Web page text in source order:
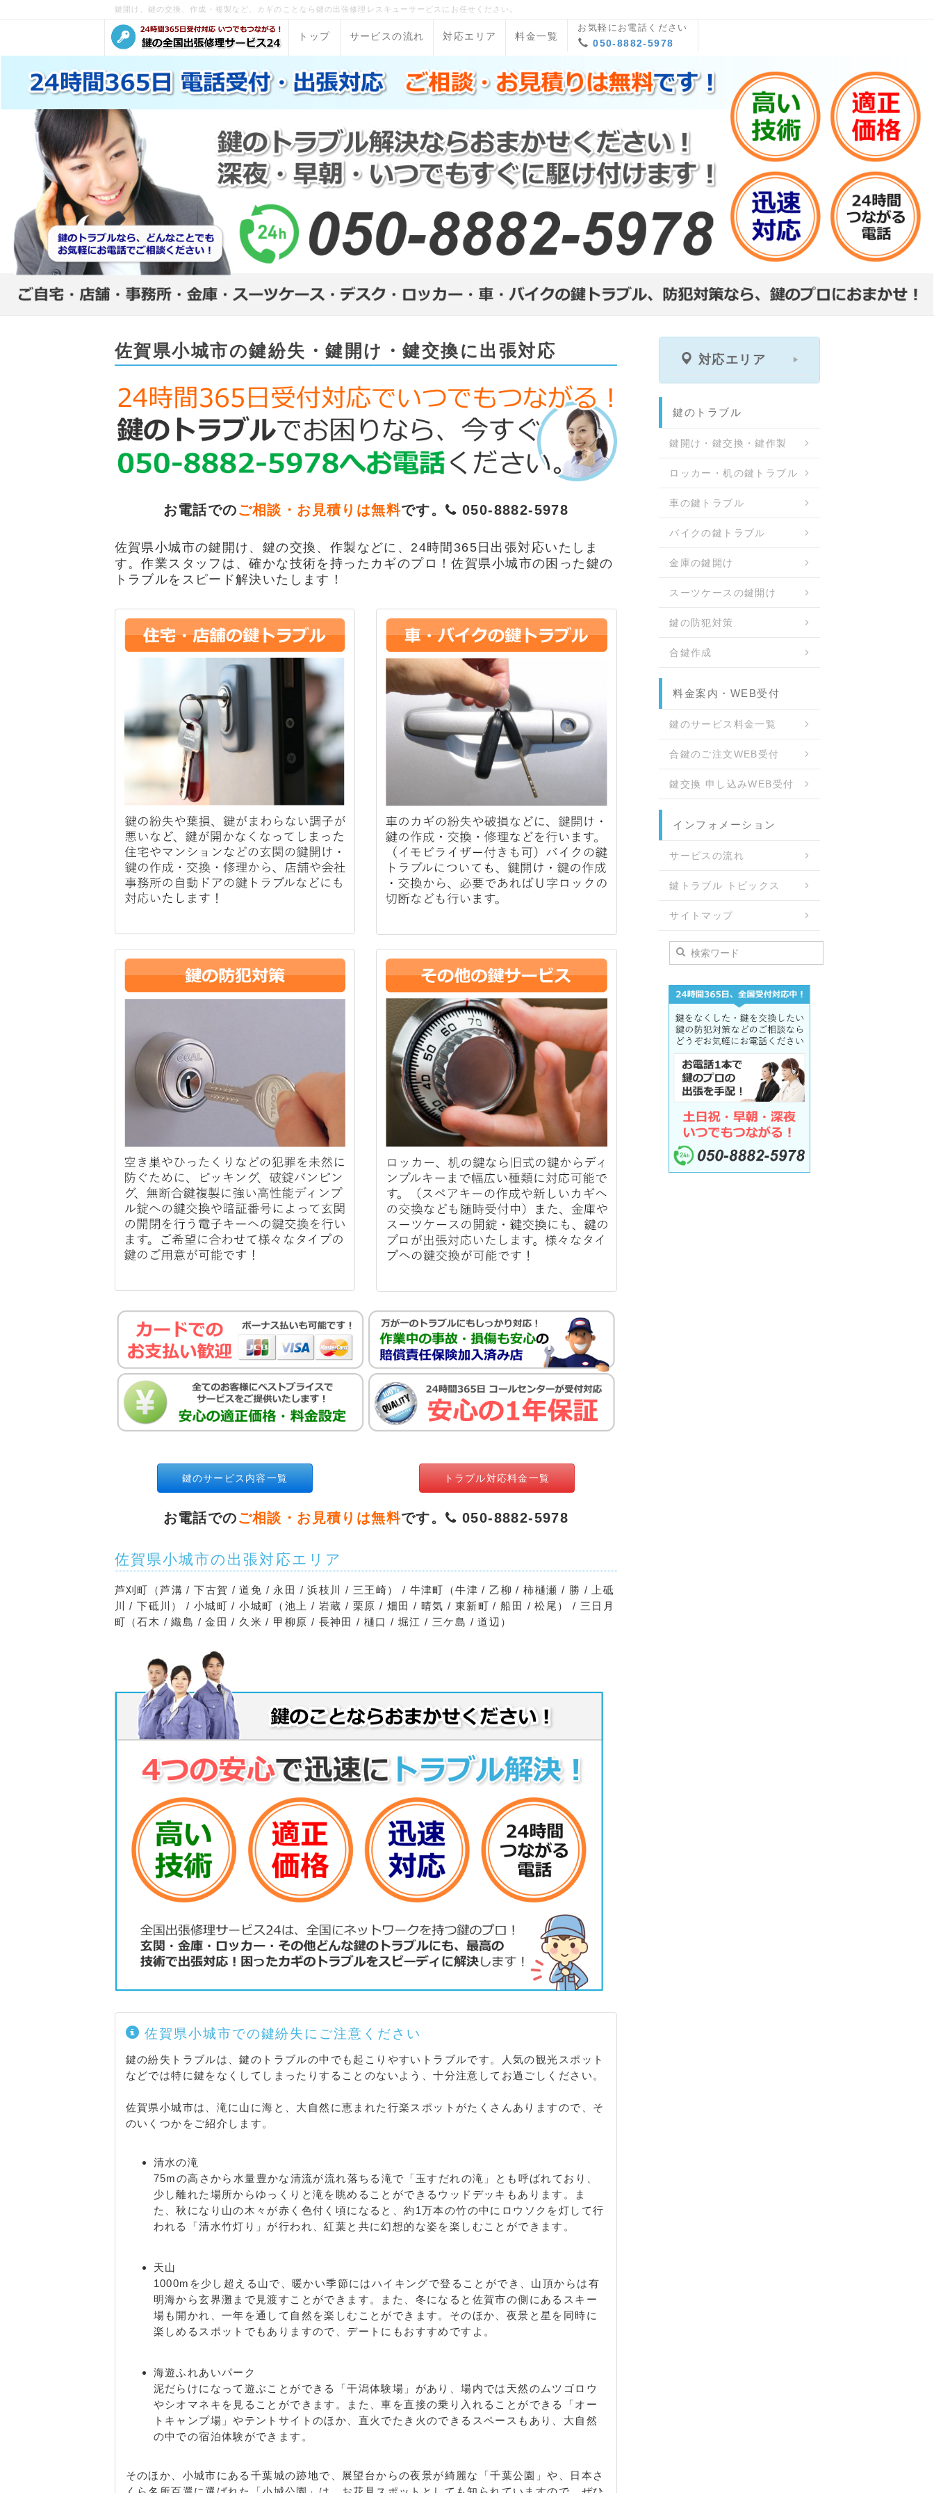
鍵開け、鍵の交換、作成・複製など、カギのことなら鍵の出張修理レスキューサービスにお任せください。
トップ サービスの流れ 対応エリア 料金一覧
お気軽にお電話ください
050-8882-5978
佐賀県小城市の鍵紛失・鍵開け・鍵交換に出張対応
お電話でのご相談・お見積りは無料です。 050-8882-5978
佐賀県小城市の鍵開け、鍵の交換、作製などに、24時間365日出張対応いたしま
す。作業スタッフは、確かな技術を持ったカギのプロ！佐賀県小城市の困った鍵の
トラブルをスピード解決いたします！
鍵のサービス内容一覧 トラブル対応料金一覧
お電話でのご相談・お見積りは無料です。 050-8882-5978
佐賀県小城市の出張対応エリア
芦刈町（芦溝 / 下古賀 / 道免 / 永田 / 浜枝川 / 三王崎） / 牛津町（牛津 / 乙柳 / 柿樋瀬 / 勝 / 上砥
川 / 下砥川） / 小城町 / 小城町（池上 / 岩蔵 / 栗原 / 畑田 / 晴気 / 東新町 / 船田 / 松尾） / 三日月
町（石木 / 織島 / 金田 / 久米 / 甲柳原 / 長神田 / 樋口 / 堀江 / 三ケ島 / 道辺）
佐賀県小城市での鍵紛失にご注意ください
鍵の紛失トラブルは、鍵のトラブルの中でも起こりやすいトラブルです。人気の観光スポット
などでは特に鍵をなくしてしまったりすることのないよう、十分注意してお過ごしください。
佐賀県小城市は、滝に山に海と、大自然に恵まれた行楽スポットがたくさんありますので、そ
のいくつかをご紹介します。
清水の滝
75mの高さから水量豊かな清流が流れ落ちる滝で「玉すだれの滝」とも呼ばれており、
少し離れた場所からゆっくりと滝を眺めることができるウッドデッキもあります。ま
た、秋になり山の木々が赤く色付く頃になると、約1万本の竹の中にロウソクを灯して行
われる「清水竹灯り」が行われ、紅葉と共に幻想的な姿を楽しむことができます。
天山
1000mを少し超える山で、暖かい季節にはハイキングで登ることができ、山頂からは有
明海から玄界灘まで見渡すことができます。また、冬になると佐賀市の側にあるスキー
場も開かれ、一年を通して自然を楽しむことができます。そのほか、夜景と星を同時に
楽しめるスポットでもありますので、デートにもおすすめですよ。
海遊ふれあいパーク
泥だらけになって遊ぶことができる「干潟体験場」があり、場内では天然のムツゴロウ
やシオマネキを見ることができます。また、車を直接の乗り入れることができる「オー
トキャンプ場」やテントサイトのほか、直火でたき火のできるスペースもあり、大自然
の中での宿泊体験ができます。
そのほか、小城市にある千葉城の跡地で、展望台からの夜景が綺麗な「千葉公園」や、日本さ
対応エリア
鍵のトラブル
鍵開け・鍵交換・鍵作製
ロッカー・机の鍵トラブル
車の鍵トラブル
バイクの鍵トラブル
金庫の鍵開け
スーツケースの鍵開け
鍵の防犯対策
合鍵作成
料金案内・WEB受付
鍵のサービス料金一覧
合鍵のご注文WEB受付
鍵交換 申し込みWEB受付
インフォメーション
サービスの流れ
鍵トラブル トピックス
サイトマップ